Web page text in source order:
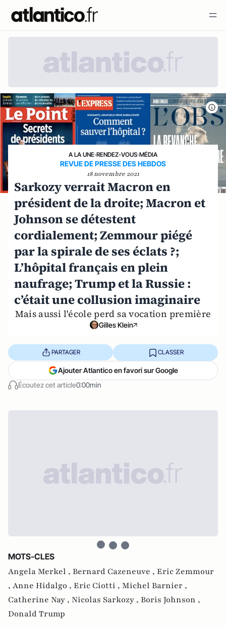
A LA UNE›RENDEZ-VOUS›MÉDIA
REVUE DE PRESSE DES HEBDOS
18 novembre 2021
Sarkozy verrait Macron en
président de la droite; Macron et
Johnson se détestent
cordialement; Zemmour piégé
par la spirale de ses éclats ?;
L’hôpital français en plein
naufrage; Trump et la Russie :
c’était une collusion imaginaire
Mais aussi l'école perd sa vocation première
Gilles Klein
Écoutez cet article0:00min
PARTAGER CLASSER
Ajouter Atlantico en favori sur Google
MOTS-CLES
Angela Merkel , Bernard Cazeneuve , Eric Zemmour
, Anne Hidalgo , Eric Ciotti , Michel Barnier ,
Catherine Nay , Nicolas Sarkozy , Boris Johnson ,
Donald Trump